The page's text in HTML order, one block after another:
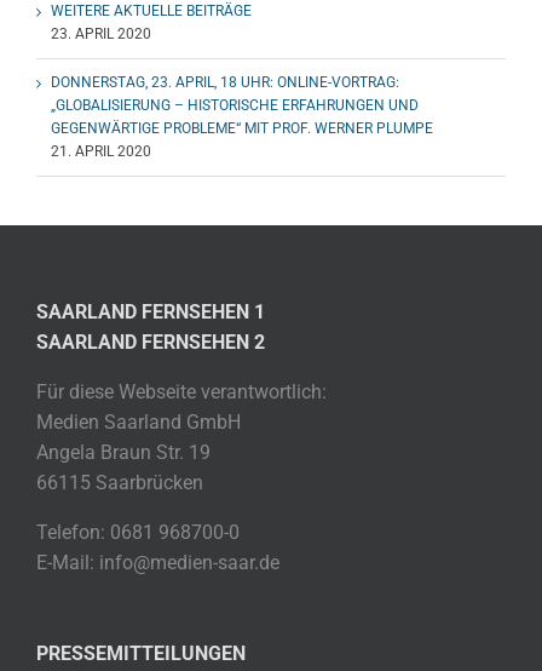
WEITERE AKTUELLE BEITRÄGE
23. APRIL 2020
DONNERSTAG, 23. APRIL, 18 UHR: ONLINE-VORTRAG:
„GLOBALISIERUNG – HISTORISCHE ERFAHRUNGEN UND
GEGENWÄRTIGE PROBLEME“ MIT PROF. WERNER PLUMPE
21. APRIL 2020
SAARLAND FERNSEHEN 1
SAARLAND FERNSEHEN 2
Für diese Webseite verantwortlich:
Medien Saarland GmbH
Angela Braun Str. 19
66115 Saarbrücken
Telefon: 0681 968700-0
E-Mail: info@medien-saar.de
PRESSEMITTEILUNGEN